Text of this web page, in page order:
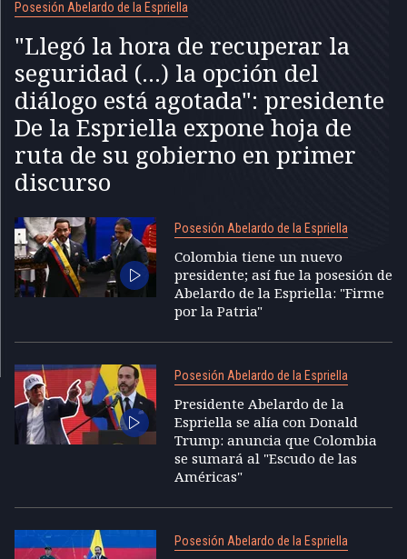
Posesión Abelardo de la Espriella
"Llegó la hora de recuperar la
seguridad (...) la opción del
diálogo está agotada": presidente
De la Espriella expone hoja de
ruta de su gobierno en primer
discurso
Posesión Abelardo de la Espriella
Colombia tiene un nuevo
presidente; así fue la posesión de
Abelardo de la Espriella: "Firme
por la Patria"
Posesión Abelardo de la Espriella
Presidente Abelardo de la
Espriella se alía con Donald
Trump: anuncia que Colombia
se sumará al "Escudo de las
Américas"
Posesión Abelardo de la Espriella